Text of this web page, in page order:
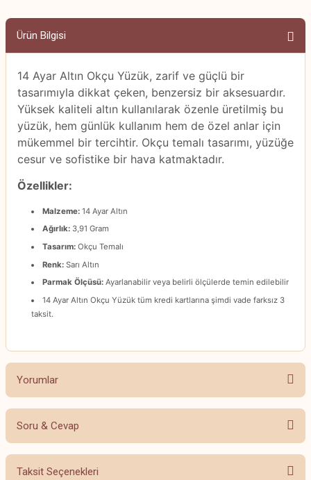
Ürün Bilgisi
14 Ayar Altın Okçu Yüzük, zarif ve güçlü bir
tasarımıyla dikkat çeken, benzersiz bir aksesuardır.
Yüksek kaliteli altın kullanılarak özenle üretilmiş bu
yüzük, hem günlük kullanım hem de özel anlar için
mükemmel bir tercihtir. Okçu temalı tasarımı, yüzüğe
cesur ve sofistike bir hava katmaktadır.
Özellikler:
Malzeme: 14 Ayar Altın
Ağırlık: 3,91 Gram
Tasarım: Okçu Temalı
Renk: Sarı Altın
Parmak Ölçüsü: Ayarlanabilir veya belirli ölçülerde temin edilebilir
14 Ayar Altın Okçu Yüzük tüm kredi kartlarına şimdi vade farksız 3
taksit.
Yorumlar
Soru & Cevap
Taksit Seçenekleri